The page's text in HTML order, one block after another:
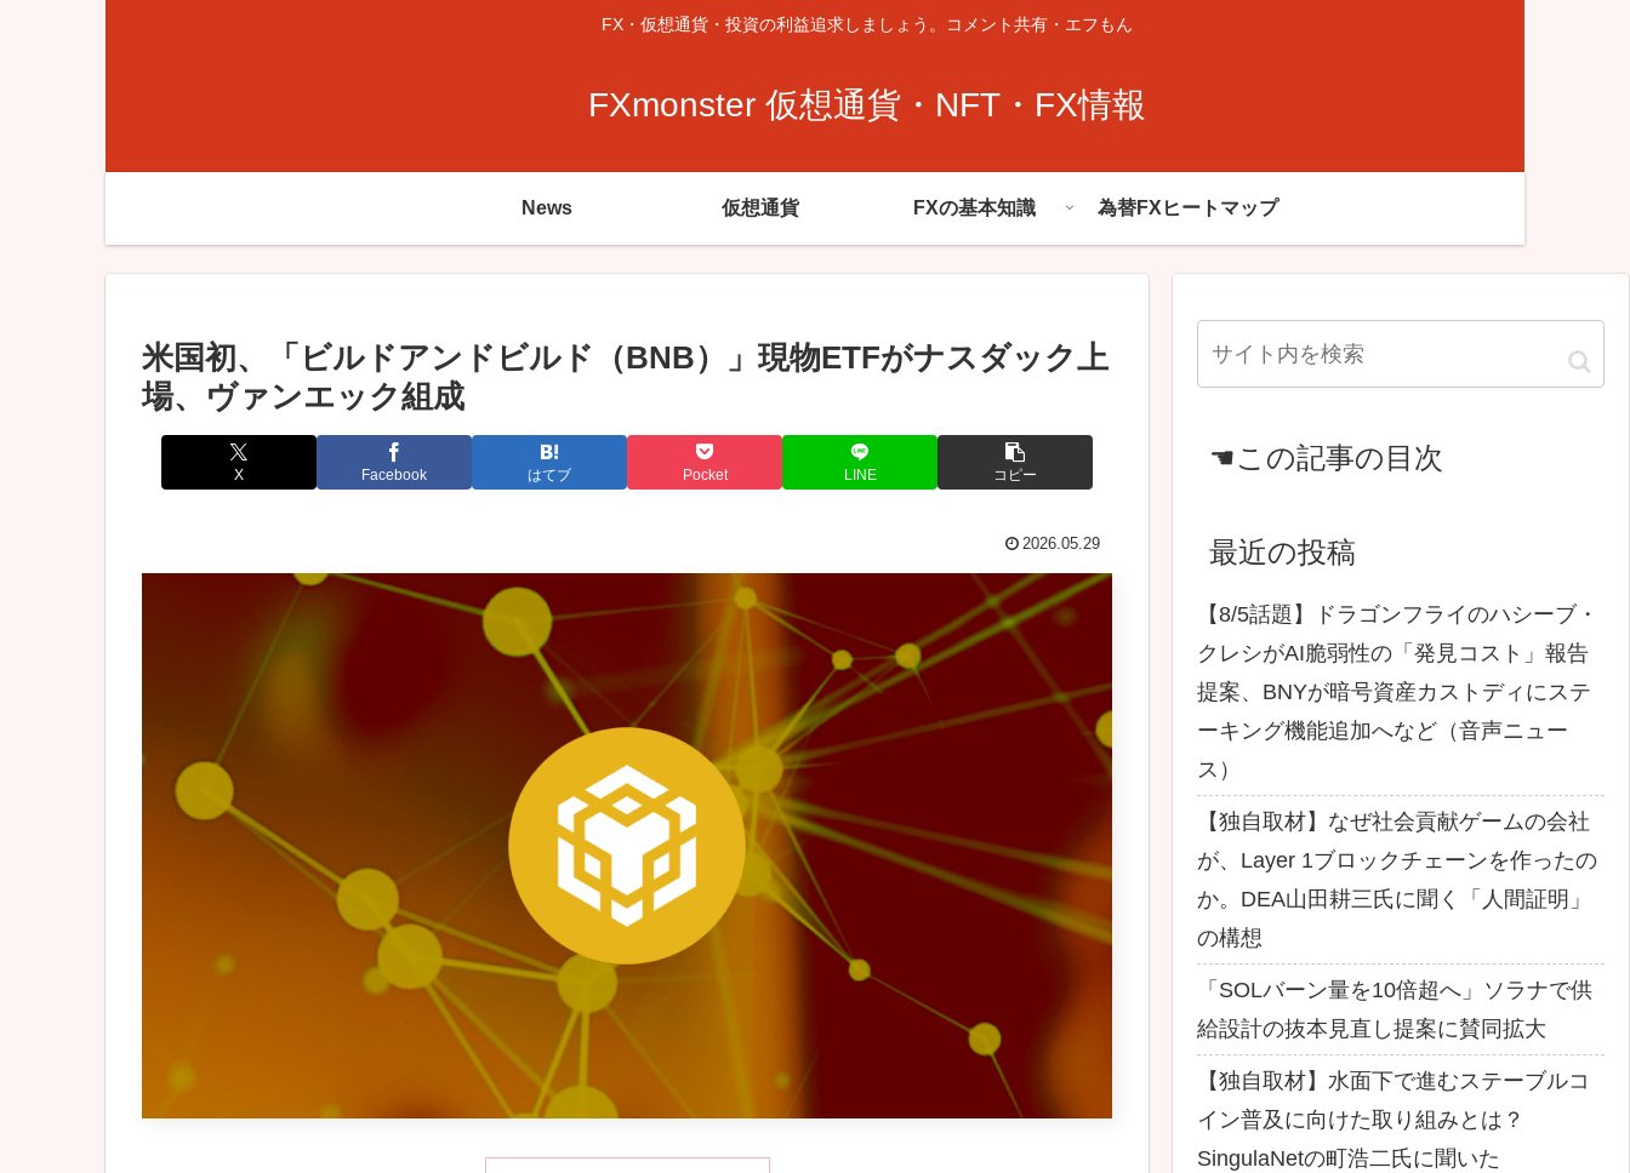
FX・仮想通貨・投資の利益追求しましょう。コメント共有・エフもん
FXmonster 仮想通貨・NFT・FX情報
News 仮想通貨 FXの基本知識 為替FXヒートマップ
米国初、「ビルドアンドビルド（BNB）」現物ETFがナスダック上
場、ヴァンエック組成
X Facebook はてブ Pocket LINE コピー
2026.05.29
☚この記事の目次
最近の投稿
【8/5話題】ドラゴンフライのハシーブ・
クレシがAI脆弱性の「発見コスト」報告
提案、BNYが暗号資産カストディにステ
ーキング機能追加へなど（音声ニュー
ス）
【独自取材】なぜ社会貢献ゲームの会社
が、Layer 1ブロックチェーンを作ったの
か。DEA山田耕三氏に聞く「人間証明」
の構想
「SOLバーン量を10倍超へ」ソラナで供
給設計の抜本見直し提案に賛同拡大
【独自取材】水面下で進むステーブルコ
イン普及に向けた取り組みとは？
SingulaNetの町浩二氏に聞いた